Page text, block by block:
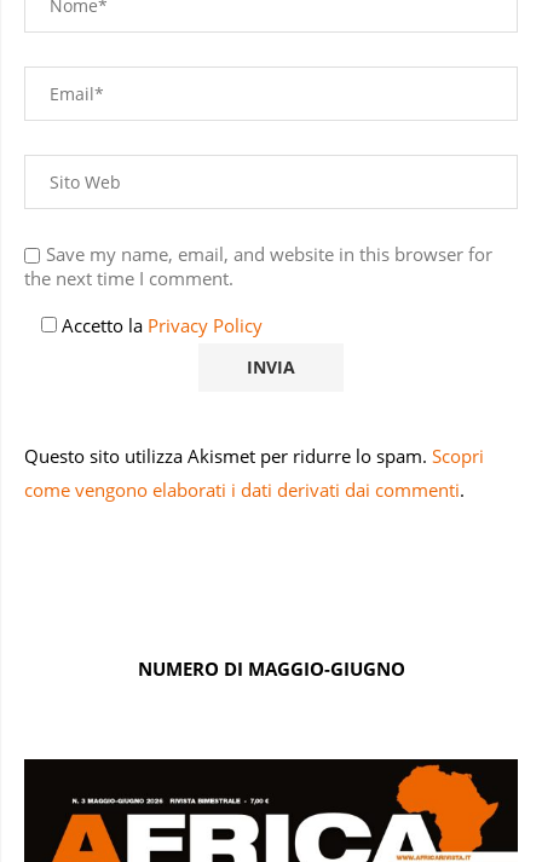
Save my name, email, and website in this browser for
the next time I comment.
Accetto la Privacy Policy
Questo sito utilizza Akismet per ridurre lo spam. Scopri
come vengono elaborati i dati derivati dai commenti.
NUMERO DI MAGGIO-GIUGNO